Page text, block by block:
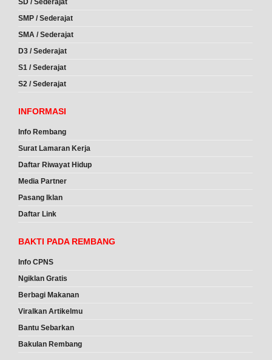
SD / Sederajat
SMP / Sederajat
SMA / Sederajat
D3 / Sederajat
S1 / Sederajat
S2 / Sederajat
INFORMASI
Info Rembang
Surat Lamaran Kerja
Daftar Riwayat Hidup
Media Partner
Pasang Iklan
Daftar Link
BAKTI PADA REMBANG
Info CPNS
Ngiklan Gratis
Berbagi Makanan
Viralkan Artikelmu
Bantu Sebarkan
Bakulan Rembang